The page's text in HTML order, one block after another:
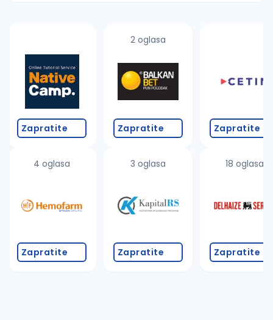
Takođe možete da:
proverite pravopisne greške (koristite č, ć, š, đ,
povećajte radijus za odabrani grad
promenite odabrane filtere pretrage
Zapratite
4 oglasa
Zapratite
2 oglasa
Zapratite
3 oglasa
Zapratite
Zapratite
18 oglasa
Zapratite